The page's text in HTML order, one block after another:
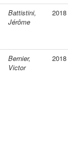
Battistini,
Jérôme
2018
Bernier,
Victor
2018